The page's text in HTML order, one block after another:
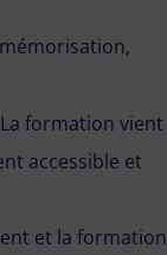
formation vient
accessible et
et la formation